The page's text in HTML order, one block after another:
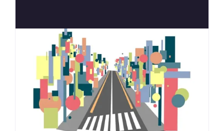
Anterior